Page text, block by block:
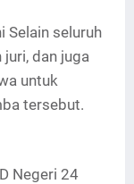
Selain seluruh
dan juga
untuk
tersebut.
Negeri 24